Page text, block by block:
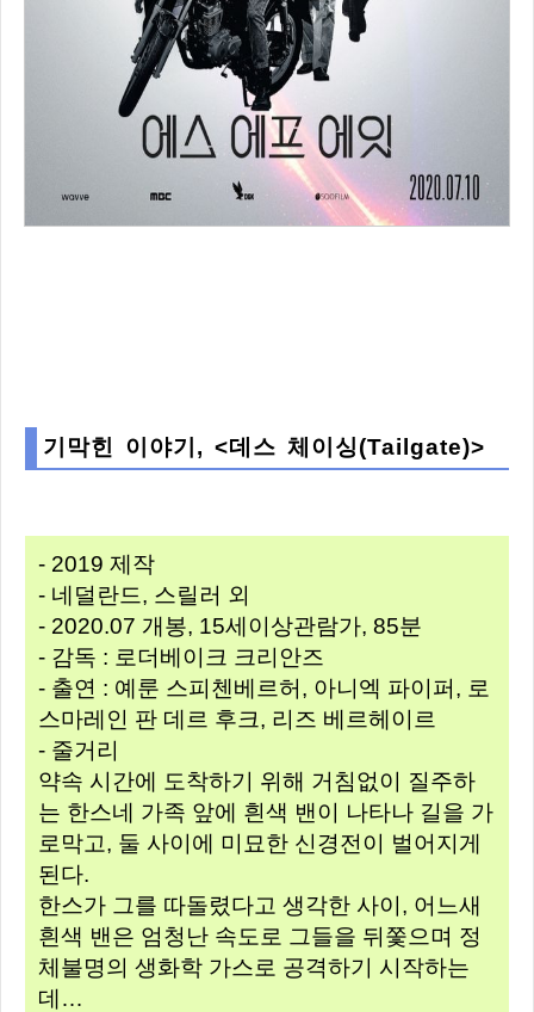
기막힌 이야기, <데스 체이싱(Tailgate)>
- 2019 제작
- 네덜란드, 스릴러 외
- 2020.07 개봉, 15세이상관람가, 85분
- 감독 : 로더베이크 크리안즈
- 출연 : 예룬 스피첸베르허, 아니엑 파이퍼, 로
스마레인 판 데르 후크, 리즈 베르헤이르
- 줄거리
약속 시간에 도착하기 위해 거침없이 질주하
는 한스네 가족 앞에 흰색 밴이 나타나 길을 가
로막고, 둘 사이에 미묘한 신경전이 벌어지게
된다.
한스가 그를 따돌렸다고 생각한 사이, 어느새
흰색 밴은 엄청난 속도로 그들을 뒤쫓으며 정
체불명의 생화학 가스로 공격하기 시작하는
데…